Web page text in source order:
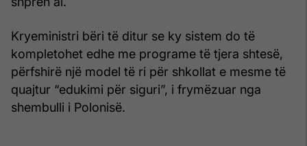
Kryeministri bëri të ditur se ky sistem do të
kompletohet edhe me programe të tjera shtesë,
përfshirë një model të ri për shkollat e mesme të
quajtur “edukimi për siguri”, i frymëzuar nga
shembulli i Polonisë.